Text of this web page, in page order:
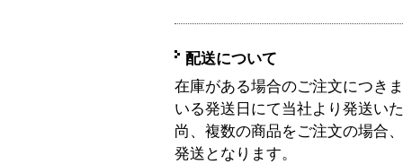
配送について
在庫がある場合のご注文につき
いる発送日にて当社より発送い
尚、複数の商品をご注文の場合
発送となります。